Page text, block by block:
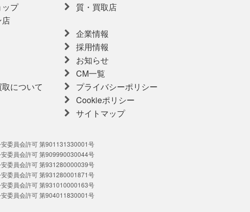
プ
店
について
質・買取店
企業情報
採用情報
お知らせ
CM一覧
プライバシーポリシー
Cookieポリシー
サイトマップ
委員会許可 第901131330001号
委員会許可 第909990030044号
委員会許可 第931280000039号
委員会許可 第931280001871号
委員会許可 第931010000163号
委員会許可 第904011830001号